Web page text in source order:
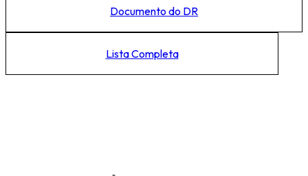
Documento do DR
Lista Completa